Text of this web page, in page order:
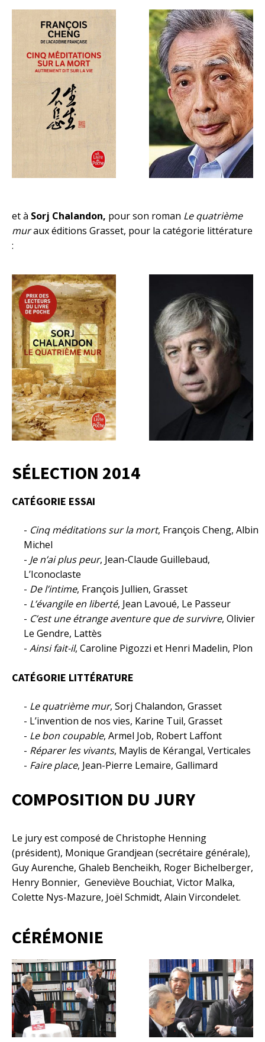
et à Sorj Chalandon, pour son roman Le quatrième
muraux éditions Grasset, pour la catégorie littérature
:
SÉLECTION 2014
CATÉGORIE ESSAI
- Cinq méditations sur la mort, François Cheng, Albin
Michel
- Je n’ai plus peur, Jean-Claude Guillebaud,
L’Iconoclaste
- De l’intime, François Jullien, Grasset
- L’évangile en liberté, Jean Lavoué, Le Passeur
- C’est une étrange aventure que de survivre, Olivier
Le Gendre, Lattès
- Ainsi fait-il, Caroline Pigozzi et Henri Madelin, Plon
CATÉGORIE LITTÉRATURE
- Le quatrième mur, Sorj Chalandon, Grasset
- L’invention de nos vies, Karine Tuil, Grasset
- Le bon coupable, Armel Job, Robert Laffont
- Réparer les vivants, Maylis de Kérangal, Verticales
- Faire place, Jean-Pierre Lemaire, Gallimard
COMPOSITION DU JURY
Le jury est composé de Christophe Henning
(président), Monique Grandjean (secrétaire générale),
Guy Aurenche, Ghaleb Bencheikh, Roger Bichelberger,
Henry Bonnier, Geneviève Bouchiat, Victor Malka,
Colette Nys-Mazure, Joël Schmidt, Alain Vircondelet.
CÉRÉMONIE